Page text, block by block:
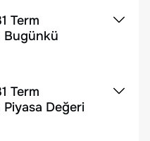
Term
Bugünkü
Term
Değeri